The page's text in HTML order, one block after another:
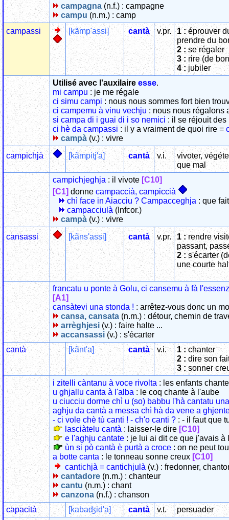
campagna (n.f.) : campagne
campu (n.m.) : camp
campassi
[kãmp'assi] cantà v.pr. 1 :éprouver
prendre du
2 : se régaler
3 : rire (de
4 :jubiler
Utilisé avec l'auxilaire esse.
mi campu : je me régale
ci simu campi : nous nous sommes fort bien
ci campemu à vinu vechju : nous nous régalons
si campa di i guai di i so nemici : il se réjouit
ci hè da campassi : il y a vraiment de quoi rire =
campà (v.) : vivre
campichjà
[kãmpitj'a] cantà v.i.
vivoter,
que mal
campichjeghja : il vivote [C10]
[C1] donne campaccià, campiccià
chì face in Aiacciu ? Campacceghja : que
campacciulà (Infcor.)
campà (v.) : vivre
cansassi
[kãns'assi] cantà v.pr. 1 :rendre
passant,
2 :s'écarter
une courte
francatu u ponte à Golu, ci cansemu à fà
[A1]
cansàtevi una stonda ! : arrêtez-vous donc un
cansa, cansata (n.m.) : détour, chemin de
arrèghjesi (v.) : faire halte ...
accansassi (v.) : s'écarter
cantà
[kãnt'a] cantà v.i. 1 :chanter
2 : dire son
3 : sonner
i zitelli càntanu à voce rivolta : les enfants
u ghjallu canta à l'alba : le coq chante à l'aube
u ciucciu dorme chì u (so) babbu l'hà cantatu
aghju da cantà a messa chì hà da vene a
- ci vole chè tù canti ! - ch'o canti ? : - il faut que
lasciàtelu cantà : laisser-le dire [C10]
e l'aghju cantate : je lui ai dit ce que j'avais
ùn si pò cantà è purtà a croce : on ne peut
a botte canta : le tonneau sonne creux [C10]
cantichjà = cantichjulà (v.) : fredonner,
cantadore (n.m.) : chanteur
cantu (n.m.) : chant
canzona (n.f.) : chanson
capacità
[kabaʤid'a] cantà v.t.
persuader